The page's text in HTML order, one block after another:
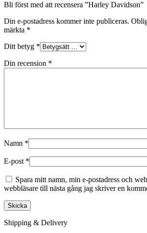
Bli först med att recensera ”Harley Davidson”
Din e-postadress kommer inte publiceras.
märkta *
Ditt betyg *
Din recension *
Namn *
E-post *
Spara mitt namn, min e-postadress och
webbläsare till nästa gång jag skriver en
Shipping & Delivery